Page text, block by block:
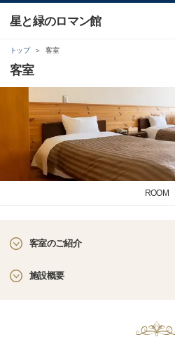
星と緑のロマン館
トップ 客室
客室
ROOM
客室のご紹介
施設概要